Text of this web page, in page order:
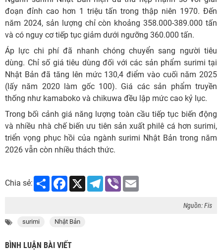
đoạn đỉnh cao hơn 1 triệu tấn trong thập niên 1970. Đến
năm 2024, sản lượng chỉ còn khoảng 358.000-389.000 tấn
và có nguy cơ tiếp tục giảm dưới ngưỡng 360.000 tấn.
Áp lực chi phí đã nhanh chóng chuyển sang người tiêu
dùng. Chỉ số giá tiêu dùng đối với các sản phẩm surimi tại
Nhật Bản đã tăng lên mức 130,4 điểm vào cuối năm 2025
(lấy năm 2020 làm gốc 100). Giá các sản phẩm truyền
thống như kamaboko và chikuwa đều lập mức cao kỷ lục.
Trong bối cảnh giá năng lượng toàn cầu tiếp tục biến động
và nhiều nhà chế biến ưu tiên sản xuất philê cá hơn surimi,
triển vọng phục hồi của ngành surimi Nhật Bản trong năm
2026 vẫn còn nhiều thách thức.
Chia sẻ: Share Facebook
X Telegram
Viber
Nguồn: Fis
surimi Nhật Bản
BÌNH LUẬN BÀI VIẾT